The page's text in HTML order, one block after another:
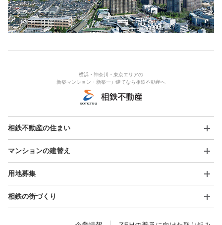
横浜・神奈川・東京エリアの
新築マンション・新築一戸建てなら相鉄不動産へ
相鉄不動産の住まい
マンションの建替え
用地募集
相鉄の街づくり